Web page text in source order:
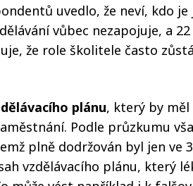
uvedlo, že neví, kdo
vůbec nezapojuje, a
že role školitele často
plánu, který by
Podle průzkumu
plně dodržován byl jen ve
vzdělávacího plánu, který